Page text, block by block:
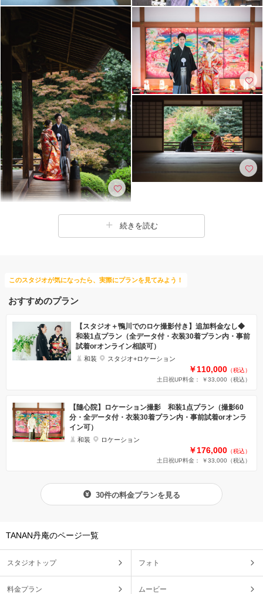
続きを読む
このスタジオが気になったら、実際にプランを見てみよう！
おすすめのプラン
【スタジオ＋鴨川でのロケ撮影付き】追加料金なし◆
和装1点プラン（全データ付・衣装30着プラン内・事前
試着orオンライン相談可）
和装 スタジオ+ロケーション
￥110,000 （税込）
土日祝UP料金： ￥33,000 （税込）
【隨心院】ロケーション撮影 和装1点プラン（撮影60
分・全データ付・衣装30着プラン内・事前試着orオンラ
イン可）
和装 ロケーション
￥176,000 （税込）
土日祝UP料金： ￥33,000 （税込）
30件の料金プランを見る
TANAN丹庵のページ一覧
スタジオトップ フォト
料金プラン ムービー